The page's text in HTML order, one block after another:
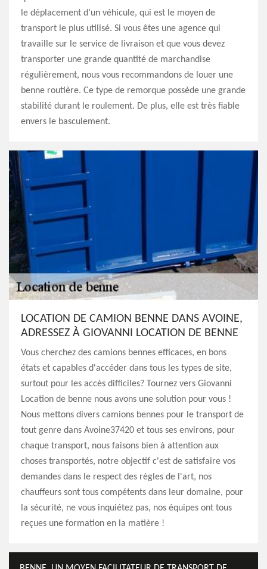
le déplacement d’un véhicule, qui est le moyen de
transport le plus utilisé. Si vous êtes une agence qui
travaille sur le service de livraison et que vous devez
transporter une grande quantité de marchandise
régulièrement, nous vous recommandons de louer une
benne routière. Ce type de remorque possède une grande
stabilité durant le roulement. De plus, elle est très fiable
envers le basculement.
LOCATION DE CAMION BENNE DANS AVOINE,
ADRESSEZ À GIOVANNI LOCATION DE BENNE
Vous cherchez des camions bennes efficaces, en bons
états et capables d'accéder dans tous les types de site,
surtout pour les accès difficiles? Tournez vers Giovanni
Location de benne nous avons une solution pour vous !
Nous mettons divers camions bennes pour le transport de
tout genre dans Avoine37420 et tous ses environs, pour
chaque transport, nous faisons bien à attention aux
choses transportés, notre objectif c'est de satisfaire vos
demandes dans le respect des règles de l'art, nos
chauffeurs sont tous compétents dans leur domaine, pour
la sécurité, ne vous inquiétez pas, nos équipes ont tous
reçues une formation en la matière !